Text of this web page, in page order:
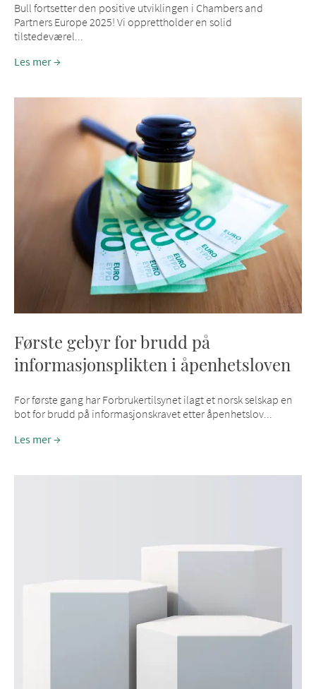
Bull fortsetter den positive utviklingen i Chambers and
Partners Europe 2025! Vi opprettholder en solid
tilstedeværel...
Les mer
Første gebyr for brudd på
informasjonsplikten i åpenhetsloven
For første gang har Forbrukertilsynet ilagt et norsk selskap en
bot for brudd på informasjonskravet etter åpenhetslov...
Les mer